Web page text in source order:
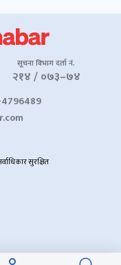
सूचना विभाग दर्ता नं.
२१४ / ०७३–७४
4796489
सुरक्षित